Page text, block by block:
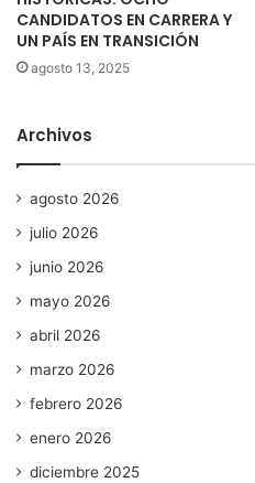
CANDIDATOS EN CARRERA Y
UN PAÍS EN TRANSICIÓN
agosto 13, 2025
Archivos
agosto 2026
julio 2026
junio 2026
mayo 2026
abril 2026
marzo 2026
febrero 2026
enero 2026
diciembre 2025